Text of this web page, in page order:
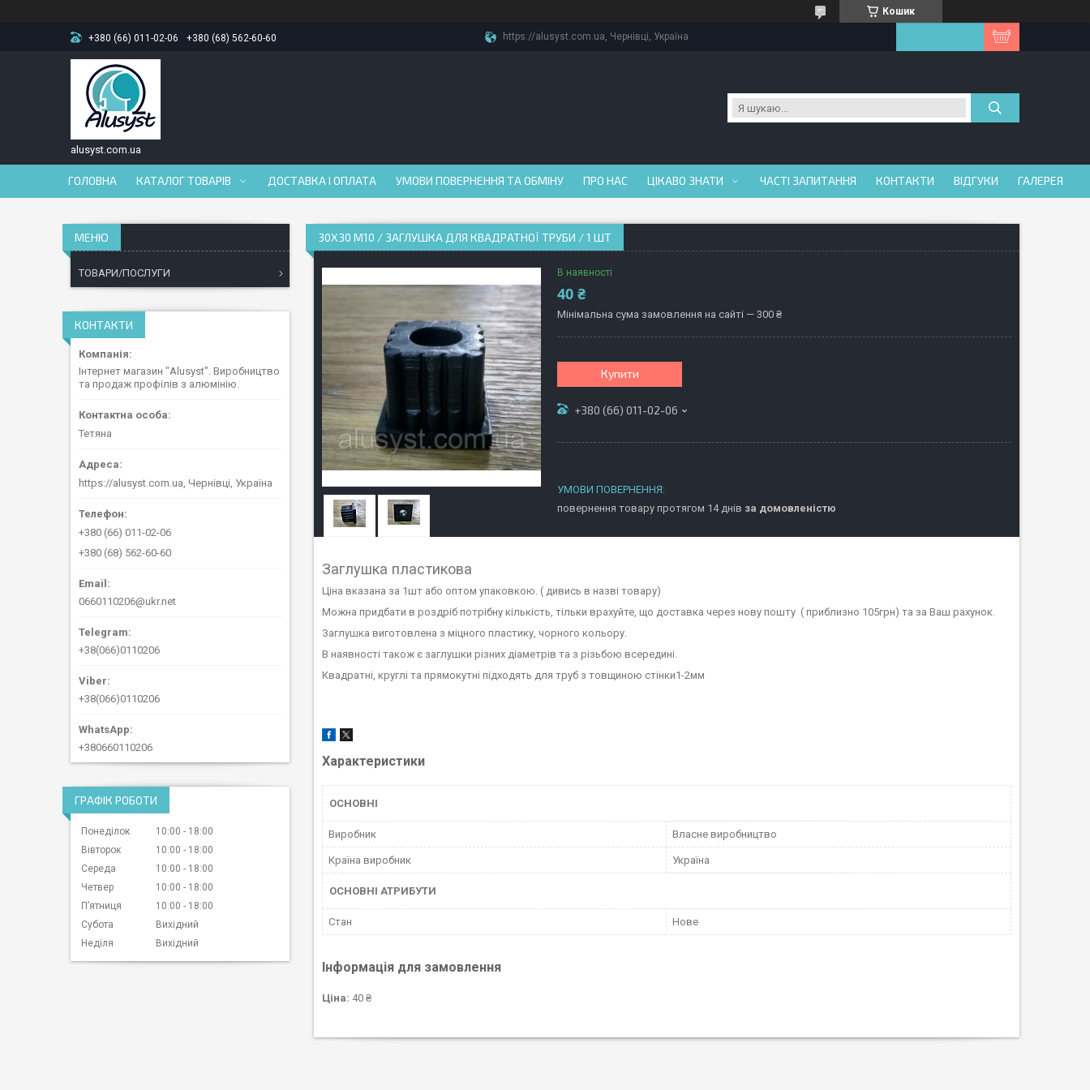
Кошик
+380 (66) 011-02-06 +380 (68) 562-60-60 https://alusyst.com.ua, Чернівці, Україна
alusyst.com.ua
ГОЛОВНА КАТАЛОГ ТОВАРІВ ДОСТАВКА І ОПЛАТА УМОВИ ПОВЕРНЕННЯ ТА ОБМІНУ ПРО НАС ЦІКАВО ЗНАТИ ЧАСТІ ЗАПИТАННЯ КОНТАКТИ ВІДГУКИ ГАЛЕРЕЯ
30Х30 М10 / ЗАГЛУШКА ДЛЯ КВАДРАТНОЇ ТРУБИ / 1 ШТ
В наявності
40 ₴
Мінімальна сума замовлення на сайті — 300 ₴
Купити
+380 (66) 011-02-06
повернення товару протягом 14 днів за домовленістю
Заглушка пластикова
Ціна вказана за 1шт або оптом упаковкою. ( дивись в назві товару)
Можна придбати в роздріб потрібну кількість, тільки врахуйте, що доставка через нову пошту ( приблизно 105грн) та за Ваш рахунок.
Заглушка виготовлена з міцного пластику, чорного кольору.
В наявності також є заглушки різних діаметрів та з різьбою всередині.
Квадратні, круглі та прямокутні підходять для труб з товщиною стінки1-2мм
Характеристики
ОСНОВНІ
Виробник Власне виробництво
Країна виробник Україна
ОСНОВНІ АТРИБУТИ
Стан Нове
Інформація для замовлення
Ціна: 40 ₴
ТОВАРИ/ПОСЛУГИ
КОНТАКТИ
Інтернет магазин "Alusyst". Виробництво
та продаж профілів з алюмінію.
Тетяна
https://alusyst.com.ua, Чернівці, Україна
+380 (66) 011-02-06
+380 (68) 562-60-60
0660110206@ukr.net
+38(066)0110206
+38(066)0110206
+380660110206
ГРАФІК РОБОТИ
Понеділок 10:00
18:00
Вівторок
10:00
18:00
Середа
10:00
18:00
Четвер
10:00
18:00
Пʼятниця
10:00
18:00
Субота
Вихідний
Неділя
Вихідний